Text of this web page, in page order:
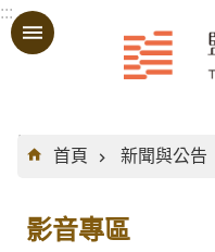
跳到主要內容區塊
:::
:::
首頁
新聞與公告
影音專區